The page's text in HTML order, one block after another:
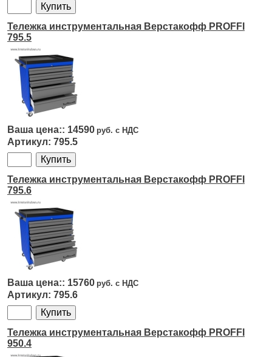
Тележка инструментальная Верстакофф PROFFI
795.5
14590
795.5
Тележка инструментальная Верстакофф PROFFI
795.6
15760
795.6
Тележка инструментальная Верстакофф PROFFI
950.4